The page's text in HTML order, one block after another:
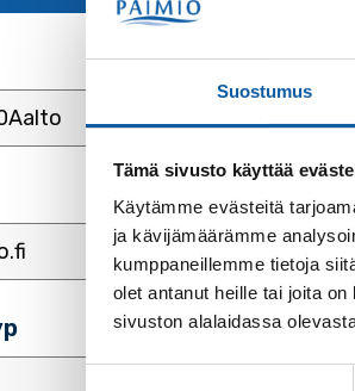
Suostumus
Tämä sivusto käyttää
Käytämme evästeitä
ja kävijämäärämme
kumppaneillemme tietoja
olet antanut heille tai joita
sivuston alalaidassa